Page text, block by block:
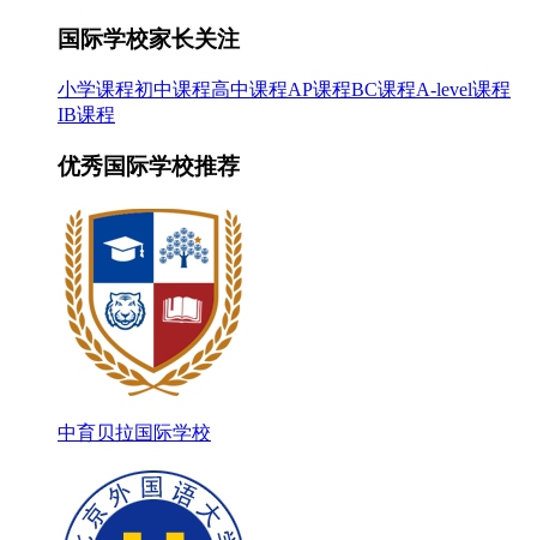
国际学校家长关注
小学课程初中课程高中课程AP课程BC课程A-level课程
IB课程
优秀国际学校推荐
中育贝拉国际学校